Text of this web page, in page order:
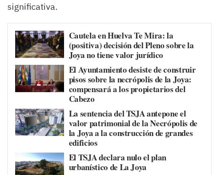
significativa.
Cautela en Huelva Te Mira: la
(positiva) decisión del Pleno sobre la
Joya no tiene valor jurídico
El Ayuntamiento desiste de construir
pisos sobre la necrópolis de la Joya:
compensará a los propietarios del
Cabezo
La sentencia del TSJA antepone el
valor patrimonial de la Necrópolis de
la Joya a la construcción de grandes
edificios
El TSJA declara nulo el plan
urbanístico de La Joya